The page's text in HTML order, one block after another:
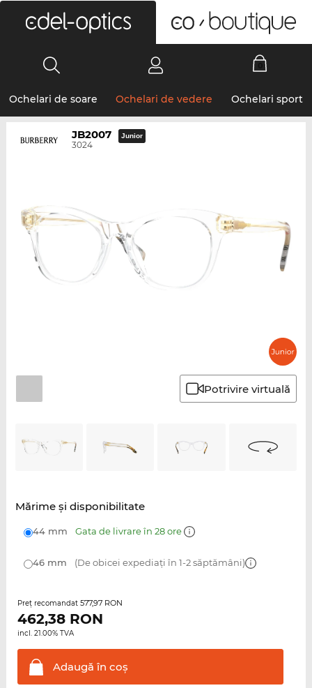
Ochelari de soare Ochelari de vedere Ochelari sport
JB2007
3024
Junior
Potrivire virtuală
Mărime şi disponibilitate
44 mm Gata de livrare în 28 ore
46 mm (De obicei expediați în 1-2 săptămâni)
Preţ recomandat 577,97 RON
462,38RON
incl. 21.00% TVA
Adaugă în coş